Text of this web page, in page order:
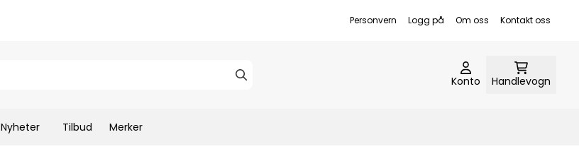
Personvern Logg på Om oss Kontakt oss
Konto Handlevogn
Nyheter Tilbud Merker